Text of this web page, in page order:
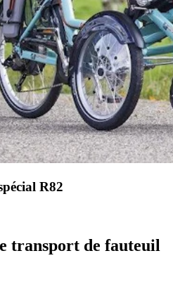
R82
transport de fauteuil